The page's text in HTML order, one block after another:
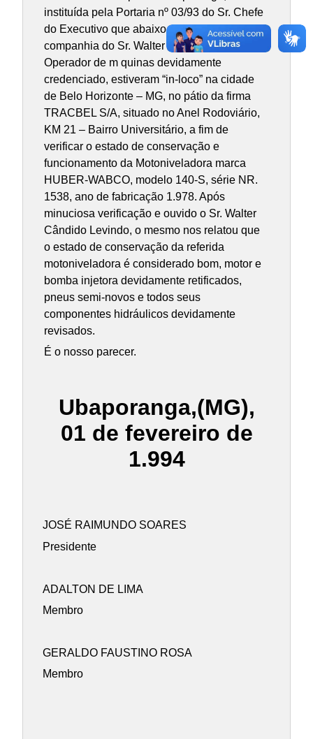
instituída pela Portaria nº 03/93 do Sr. Chefe
do Executivo que abaixo assinam, em
companhia do Sr. Walter Cândido Levindo,
Operador de m quinas devidamente
credenciado, estiveram “in-loco” na cidade
de Belo Horizonte – MG, no pátio da firma
TRACBEL S/A, situado no Anel Rodoviário,
KM 21 – Bairro Universitário, a fim de
verificar o estado de conservação e
funcionamento da Motoniveladora marca
HUBER-WABCO, modelo 140-S, série NR.
1538, ano de fabricação 1.978. Após
minuciosa verificação e ouvido o Sr. Walter
Cândido Levindo, o mesmo nos relatou que
o estado de conservação da referida
motoniveladora é considerado bom, motor e
bomba injetora devidamente retificados,
pneus semi-novos e todos seus
componentes hidráulicos devidamente
revisados.
É o nosso parecer.
Ubaporanga,(MG),
01 de fevereiro de
1.994
JOSÉ RAIMUNDO SOARES
Presidente
ADALTON DE LIMA
Membro
GERALDO FAUSTINO ROSA
Membro